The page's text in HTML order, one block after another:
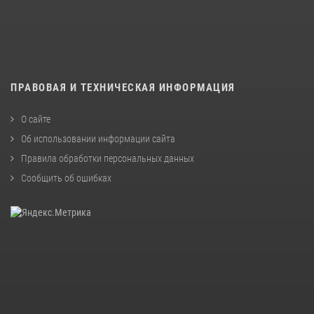
ПРАВОВАЯ И ТЕХНИЧЕСКАЯ ИНФОРМАЦИЯ
О сайте
Об использовании информации сайта
Правила обработки персональных данных
Сообщить об ошибках